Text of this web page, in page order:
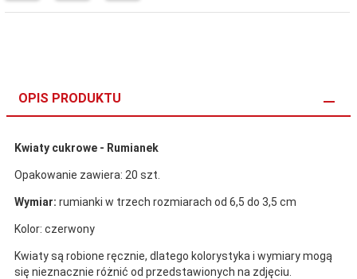
OPIS PRODUKTU
Kwiaty cukrowe - Rumianek
Opakowanie zawiera: 20 szt.
Wymiar: rumianki w trzech rozmiarach od 6,5 do 3,5 cm
Kolor: czerwony
Kwiaty są robione ręcznie, dlatego kolorystyka i wymiary mogą
się nieznacznie różnić od przedstawionych na zdjęciu.